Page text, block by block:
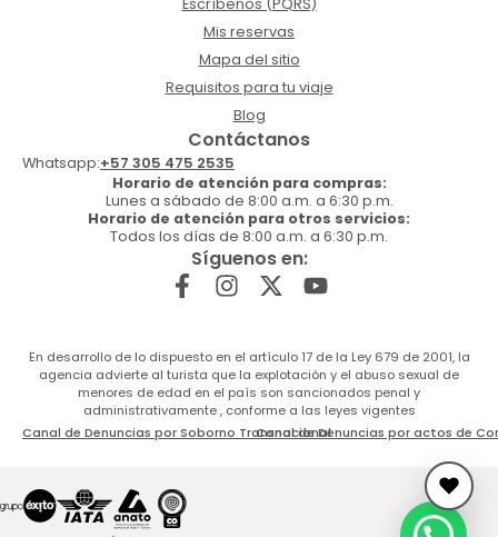
Mis reservas
Mapa del sitio
Requisitos para tu viaje
Blog
Contáctanos
Whatsapp:+57 305 475 2535
Horario de atención para compras:
Lunes a sábado de 8:00 a.m. a 6:30 p.m.
Horario de atención para otros servicios:
Todos los días de 8:00 a.m. a 6:30 p.m.
Síguenos en:
En desarrollo de lo dispuesto en el artículo 17 de la Ley 679 de 2001, la
agencia advierte al turista que la explotación y el abuso sexual de
menores de edad en el país son sancionados penal y
administrativamente , conforme a las leyes vigentes
Canal de Denuncias por Soborno TransnacionalCanal de Denuncias por actos de